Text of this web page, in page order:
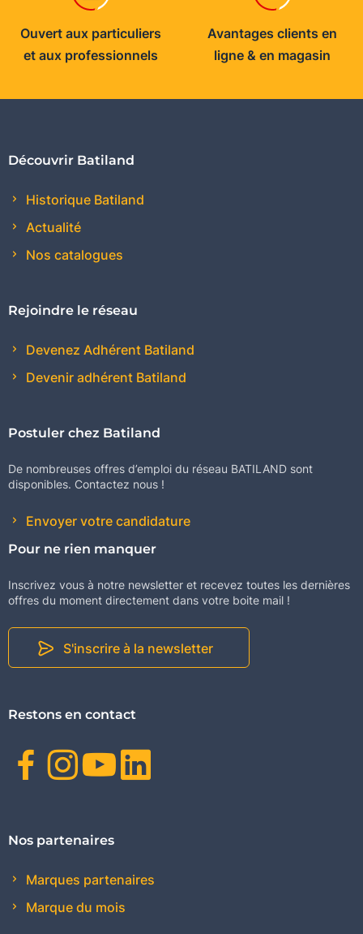
Ouvert aux particuliers
et aux professionnels
Avantages clients en
ligne & en magasin
Découvrir Batiland
Historique Batiland
Actualité
Nos catalogues
Rejoindre le réseau
Devenez Adhérent Batiland
Devenir adhérent Batiland
Postuler chez Batiland
De nombreuses offres d’emploi du réseau BATILAND sont
disponibles. Contactez nous !
Envoyer votre candidature
Pour ne rien manquer
Inscrivez vous à notre newsletter et recevez toutes les dernières
offres du moment directement dans votre boite mail !
S'inscrire à la newsletter
Restons en contact
Facebook
Instagram
Youtube
Nos partenaires
Marques partenaires
Marque du mois